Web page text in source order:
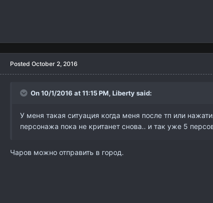
Posted October 2, 2016
On 10/1/2016 at 11:15 PM, Libertysaid:
У меня такая ситуация когда меня после тп или
персонажа пока не кританет снова.. и так уже 5
Чаров можно отправить в город.